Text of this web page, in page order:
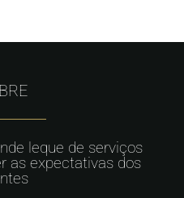
leque de serviços
as expectativas dos